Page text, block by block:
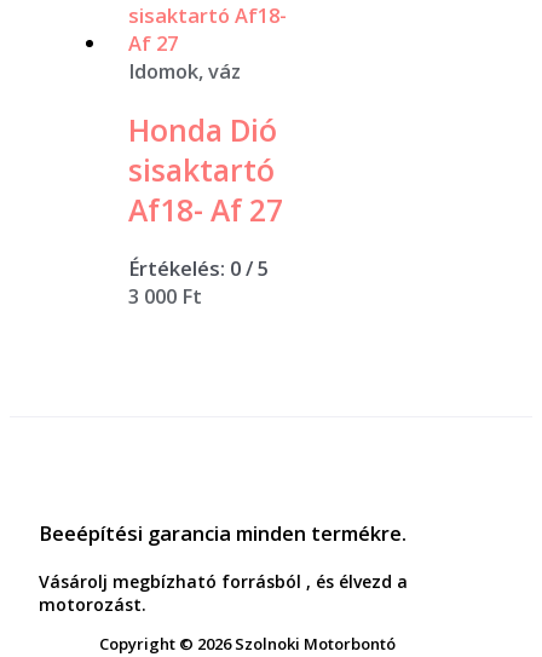
Idomok, váz
Honda Dió
sisaktartó
Af18- Af 27
Értékelés: 0/ 5
3 000 Ft
Beeépítési garancia minden termékre.
Vásárolj megbízható forrásból , és élvezd a
motorozást.
Copyright © 2026 Szolnoki Motorbontó